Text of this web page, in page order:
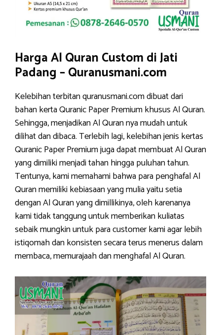
Harga Al Quran Custom di Jati
Padang – Quranusmani.com
Kelebihan terbitan quranusmani.com dibuat dari
bahan kerta Quranic Paper Premium khusus Al Quran.
Sehingga, menjadikan Al Quran nya mudah untuk
dilihat dan dibaca. Terlebih lagi, kelebihan jenis kertas
Quranic Paper Premium juga dapat membuat Al Quran
yang dimiliki menjadi tahan hingga puluhan tahun.
Tentunya, kami memahami bahwa para penghafal Al
Quran memiliki kebiasaan yang mulia yaitu setia
dengan Al Quran yang dimillikinya, oleh karenanya
kami tidak tanggung untuk memberikan kuliatas
sebaik mungkin untuk para customer kami agar lebih
istiqomah dan konsisten secara terus menerus dalam
membaca, memurajaah dan menghafal Al Quran.